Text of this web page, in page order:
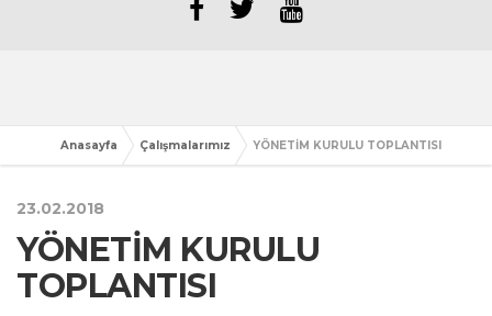
Anasayfa Çalışmalarımız YÖNETİM KURULU TOPLANTISI
23.02.2018
YÖNETİM KURULU
TOPLANTISI